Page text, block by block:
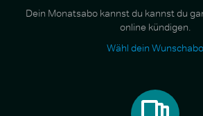
Dein Monatsabo kannst du kannst du
online kündigen.
Wähl dein Wunschabo